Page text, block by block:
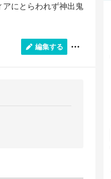
にとらわれず神出鬼
編集する